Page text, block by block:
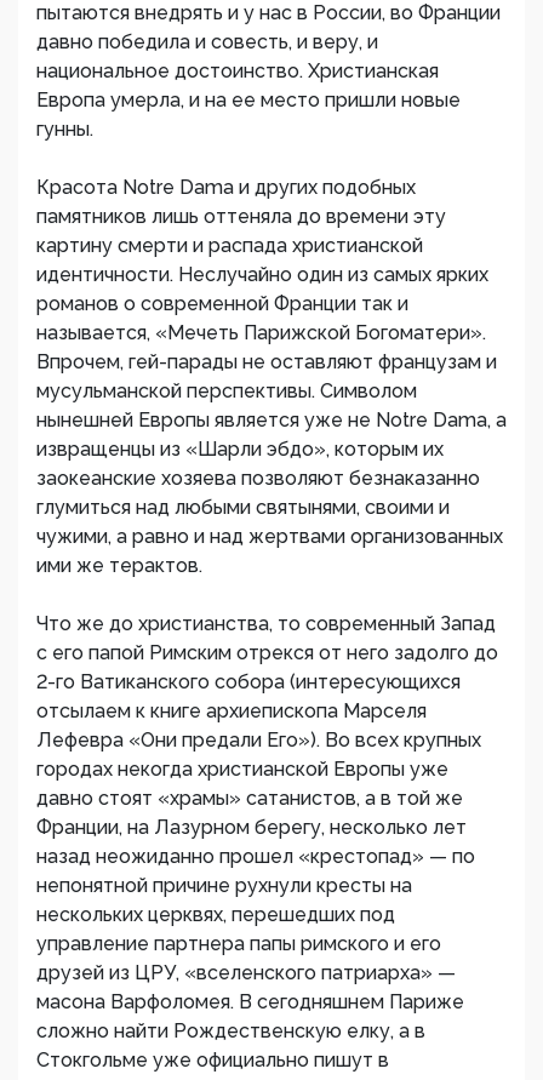
пытаются внедрять и у нас в России, во Франции
давно победила и совесть, и веру, и
национальное достоинство. Христианская
Европа умерла, и на ее место пришли новые
гунны.
Красота Notre Dama и других подобных
памятников лишь оттеняла до времени эту
картину смерти и распада христианской
идентичности. Неслучайно один из самых ярких
романов о современной Франции так и
называется, «Мечеть Парижской Богоматери».
Впрочем, гей-парады не оставляют французам и
мусульманской перспективы. Символом
нынешней Европы является уже не Notre Dama, а
извращенцы из «Шарли эбдо», которым их
заокеанские хозяева позволяют безнаказанно
глумиться над любыми святынями, своими и
чужими, а равно и над жертвами организованных
ими же терактов.
Что же до христианства, то современный Запад
с его папой Римским отрекся от него задолго до
2-го Ватиканского собора (интересующихся
отсылаем к книге архиепископа Марселя
Лефевра «Они предали Его»). Во всех крупных
городах некогда христианской Европы уже
давно стоят «храмы» сатанистов, а в той же
Франции, на Лазурном берегу, несколько лет
назад неожиданно прошел «крестопад» — по
непонятной причине рухнули кресты на
нескольких церквях, перешедших под
управление партнера папы римского и его
друзей из ЦРУ, «вселенского патриарха» —
масона Варфоломея. В сегодняшнем Париже
сложно найти Рождественскую елку, а в
Стокгольме уже официально пишут в